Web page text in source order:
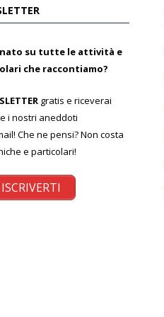
su tutte le attività e
che raccontiamo?
gratis e riceverai
i nostri aneddoti
Che ne pensi? Non costa
e particolari!